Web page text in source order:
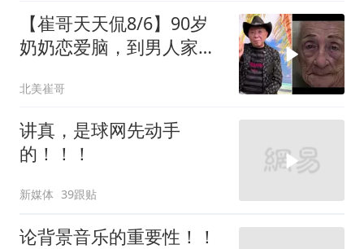
【崔哥天天侃8/6】90岁
奶奶恋爱脑，到男人家索
北美崔哥
讲真，是球网先动手
的！！！
新媒体 39跟贴
论背景音乐的重要性！！